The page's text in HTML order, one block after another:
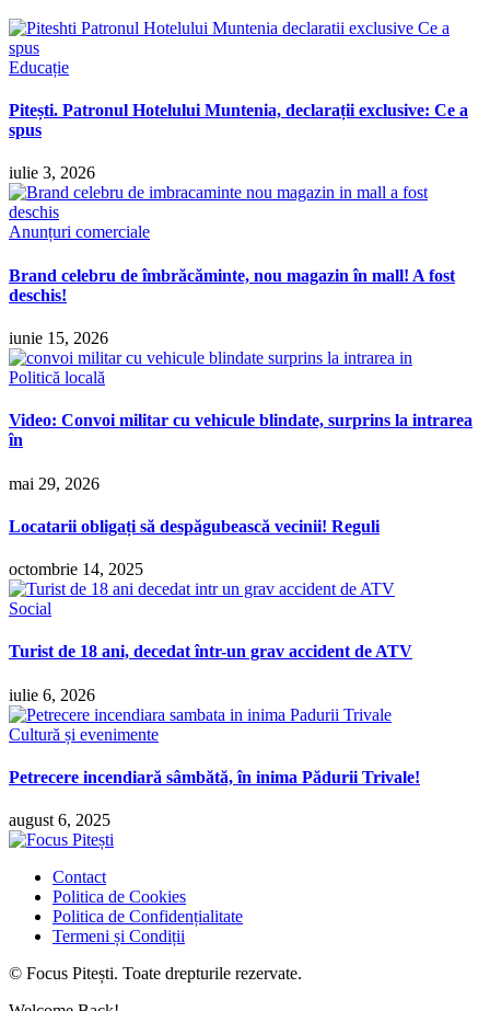
Educație
Pitești. Patronul Hotelului Muntenia, declarații exclusive: Ce a
spus
iulie 3, 2026
Anunțuri comerciale
Brand celebru de îmbrăcăminte, nou magazin în mall! A fost
deschis!
iunie 15, 2026
Politică locală
Video: Convoi militar cu vehicule blindate, surprins la intrarea
în
mai 29, 2026
Locatarii obligați să despăgubească vecinii! Reguli
octombrie 14, 2025
Social
Turist de 18 ani, decedat într-un grav accident de ATV
iulie 6, 2026
Cultură și evenimente
Petrecere incendiară sâmbătă, în inima Pădurii Trivale!
august 6, 2025
Contact
Politica de Cookies
Politica de Confidențialitate
Termeni și Condiții
© Focus Pitești. Toate drepturile rezervate.